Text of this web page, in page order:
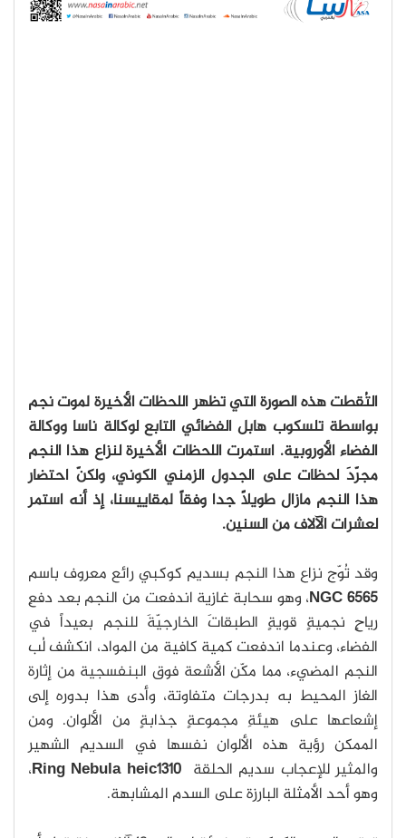
التُقطت هذه الصورة التي تظهر اللحظات الأخيرة لموت نجم
بواسطة تلسكوب هابل الفضائي التابع لوكالة ناسا ووكالة
الفضاء الأوروبية. استمرت اللحظات الأخيرة لنزاع هذا النجم
مجرّدَ لحظات على الجدول الزمني الكوني، ولكنّ احتضار
هذا النجم مازال طويلاً جدا وفقاً لمقاييسنا، إذ أنه استمر
لعشرات الآلاف من السنين.
وقد تُوّج نزاع هذا النجم بسديم كوكبي رائع معروف باسم
NGC 6565، وهو سحابة غازية اندفعت من النجم بعد دفعِ
رياحٍ نجميةٍ قويةٍ الطبقاتَ الخارجيّةَ للنجم بعيداً في
الفضاء، وعندما اندفعت كمية كافية من المواد، انكشف لُب
النجم المضيء، مما مكّن الأشعة فوق البنفسجية من إثارة
الغاز المحيط به بدرجات متفاوتة، وأدى هذا بدوره إلى
إشعاعها على هيئةِ مجموعةٍ جذابةٍ من الألوان. ومن
الممكن رؤية هذه الألوان نفسها في السديم الشهير
والمثير للإعجاب سديم الحلقة Ring Nebula heic1310
،
وهو أحد الأمثلة البارزة على السدم المشابهة.